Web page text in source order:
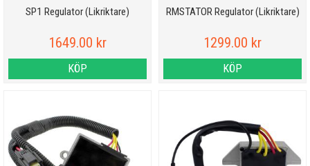
SP1 Regulator (Likriktare)
1649.00 kr
KÖP
RMSTATOR Regulator (Likriktare)
1299.00 kr
KÖP